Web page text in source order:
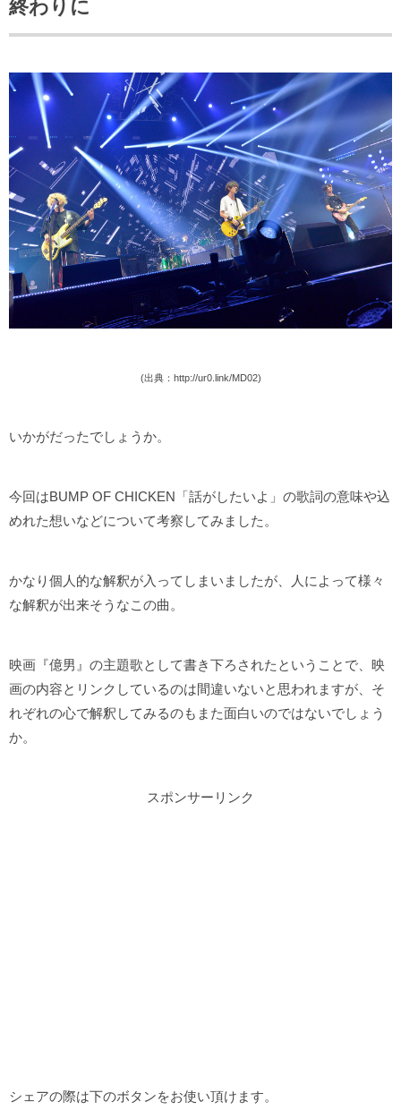
終わりに
(出典：http://ur0.link/MD02)
いかがだったでしょうか。
今回はBUMP OF CHICKEN「話がしたいよ」の歌詞の意味や込
めれた想いなどについて考察してみました。
かなり個人的な解釈が入ってしまいましたが、人によって様々
な解釈が出来そうなこの曲。
映画『億男』の主題歌として書き下ろされたということで、映
画の内容とリンクしているのは間違いないと思われますが、そ
れぞれの心で解釈してみるのもまた面白いのではないでしょう
か。
スポンサーリンク
シェアの際は下のボタンをお使い頂けます。